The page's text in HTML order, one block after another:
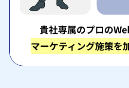
貴社専属のプロの
マーケティング施策を